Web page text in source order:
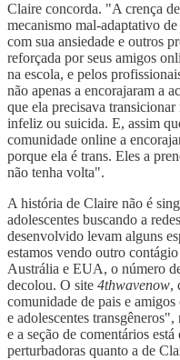
Claire concorda. "A crença
mecanismo mal-adaptativo
com sua ansiedade e outros
reforçada por seus amigos
na escola, e pelos
não apenas a encorajaram a
que ela precisava
infeliz ou suicida. E, assim
comunidade online a
porque ela é trans. Eles a
não tenha volta".
A história de Claire não é
adolescentes buscando a
desenvolvido levam alguns
estamos vendo outro
Austrália e EUA, o número
decolou. O site 4thwavenow,
comunidade de pais e
e adolescentes
e a seção de comentários
perturbadoras quanto a de